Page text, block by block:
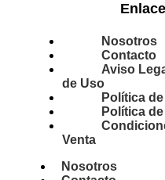
Nosotros
Contacto
Aviso
de Uso
Política
Política
Venta
Nosotros